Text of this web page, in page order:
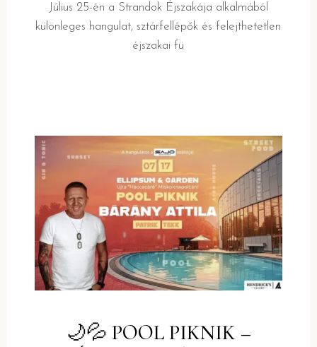
Július 25-én a Strandok Éjszakája alkalmából
különleges hangulat, sztárfellépők és felejthetetlen
éjszakai fü
🌙💦 POOL PIKNIK –